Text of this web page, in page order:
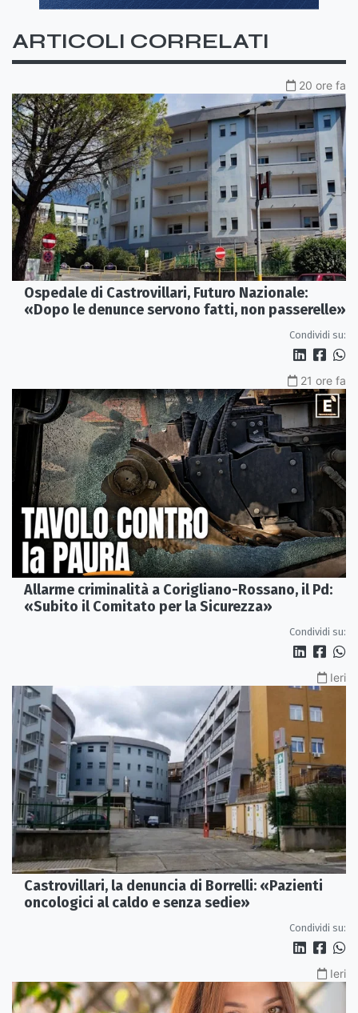
ARTICOLI CORRELATI
20 ore fa
Ospedale di Castrovillari, Futuro Nazionale:
«Dopo le denunce servono fatti, non passerelle»
Condividi su:
21 ore fa
Allarme criminalità a Corigliano-Rossano, il Pd:
«Subito il Comitato per la Sicurezza»
Condividi su:
Ieri
Castrovillari, la denuncia di Borrelli: «Pazienti
oncologici al caldo e senza sedie»
Condividi su:
Ieri